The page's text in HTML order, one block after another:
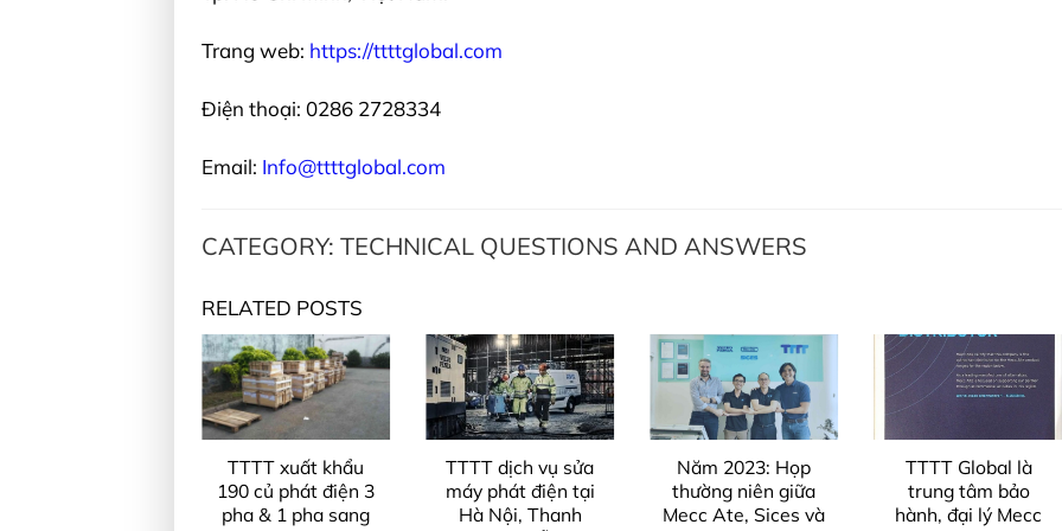
Trang web: https://ttttglobal.com
Điện thoại: 0286 2728334
Email: Info@ttttglobal.com
CATEGORY: TECHNICAL QUESTIONS AND ANSWERS
RELATED POSTS
TTTT xuất khẩu
190 củ phát điện 3
pha & 1 pha sang
TTTT dịch vụ sửa
máy phát điện tại
Hà Nội, Thanh
Năm 2023: Họp
thường niên giữa
Mecc Ate, Sices và
TTTT Global là
trung tâm bảo
hành, đại lý Mecc